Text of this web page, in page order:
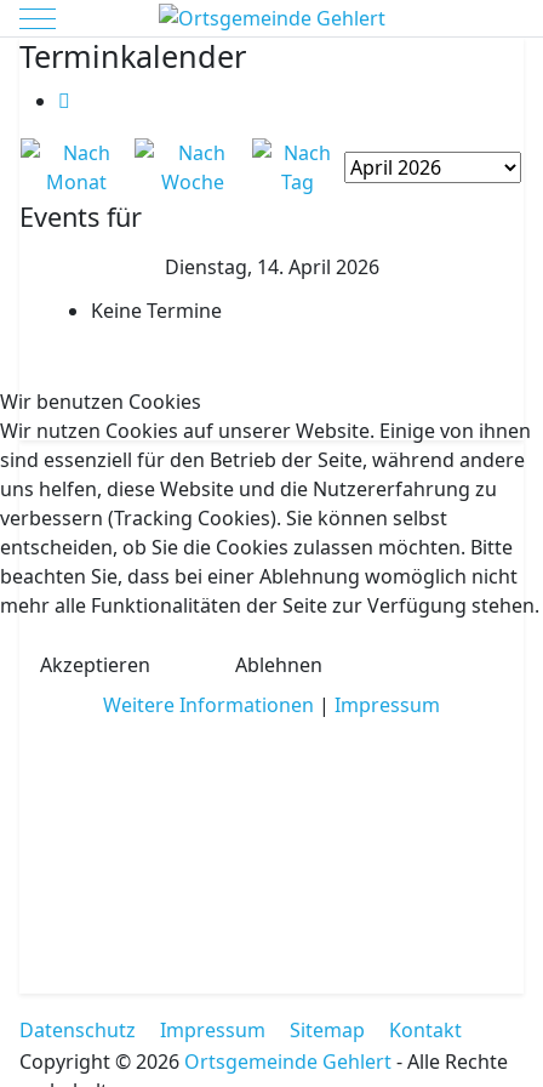
Mobile Menu Toggle
Terminkalender
Events für
Dienstag, 14. April 2026
Keine Termine
Datenschutz Impressum Sitemap
Kontakt
Copyright © 2026 Ortsgemeinde Gehlert- Alle Rechte
Wir benutzen Cookies
Wir nutzen Cookies auf unserer Website. Einige von ihnen
sind essenziell für den Betrieb der Seite, während andere
uns helfen, diese Website und die Nutzererfahrung zu
verbessern (Tracking Cookies). Sie können selbst
entscheiden, ob Sie die Cookies zulassen möchten. Bitte
beachten Sie, dass bei einer Ablehnung womöglich nicht
mehr alle Funktionalitäten der Seite zur Verfügung stehen.
Akzeptieren
Ablehnen
Weitere Informationen | Impressum